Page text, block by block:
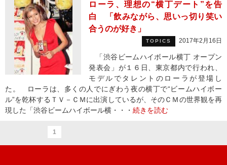
ローラ、理想の“横丁デート”を告
白 「飲みながら、思いっ切り笑い
合うのが好き」
TOPICS 2017年2月16日
「渋谷ビームハイボール横丁 オープン
発表会」が１６日、東京都内で行われ、
モデルでタレントのローラが登場し
た。 ローラは、多くの人でにぎわう夜の横丁で“ビームハイボー
ル”を乾杯するＴＶ－ＣＭに出演しているが、そのＣＭの世界観を再
現した「渋谷ビームハイボール横・・・ 続きを読む
1